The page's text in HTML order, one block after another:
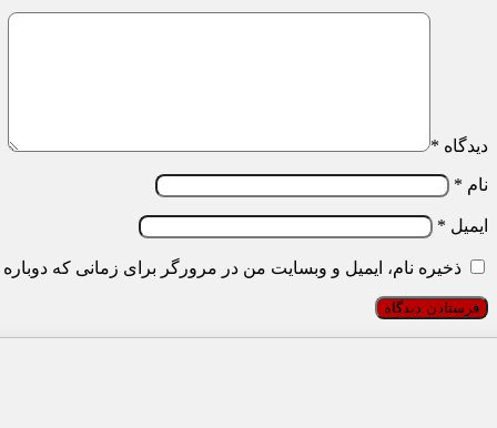
دیدگاه *
نام *
ایمیل *
ذخیره نام، ایمیل و وبسایت من در مرورگر برای زمانی که